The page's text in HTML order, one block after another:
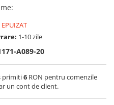
:
EPUIZAT
1-10 zile
A089-20
primiti6RON pentru comenzile
un cont de client.